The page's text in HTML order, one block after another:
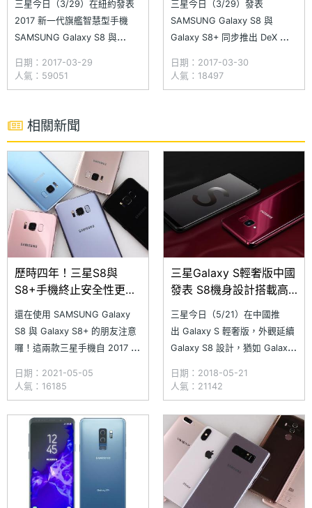
三星今日（3/29）在紐約發表
2017 新一代旗艦智慧型手機
SAMSUNG Galaxy S8 與
S 系列融合金屬質感與 3D 玻
璃，以及曲面螢幕搭配極細邊框
之後，大幅提升螢幕占比至超過
日期：2017-03-29
人氣：59051
三星今日（3/29）發表
SAMSUNG Galaxy S8 與
Galaxy S8+ 同步推出 DeX 行
生產力，同時擺脫出門攜帶多台
裝置的不便。SAMSUNG DeX
幕、鍵盤和
日期：2017-03-30
人氣：18497
相關新聞
歷時四年！三星S8與
S8+手機終止安全性更新
還在使用 SAMSUNG Galaxy
S8 與 Galaxy S8+ 的朋友注意
囉！這兩款三星手機自 2017 年
代 Android 系統升級，最高可
支援 Android 9 作業系統，直
至今年 4 月前，仍有定時推送
Android 安全性更新服務；但隨
著上市時間已久
日期：2021-05-05
人氣：16185
三星Galaxy S輕奢版中國
發表 S8機身設計搭載高
三星今日（5/21）在中國推
出 Galaxy S 輕奢版，外觀延續
Galaxy S8 設計，猶如 Galaxy
FHD+ Super AMOLED 螢幕、
Qualcomm Snapdragon 660
行動平台，內建 4GB RAM /
64GB ROM。SA
日期：2018-05-21
人氣：21142